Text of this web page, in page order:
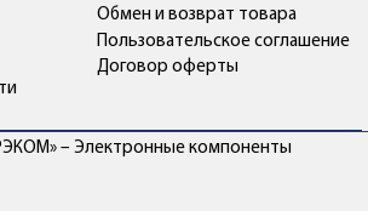
Обмен и возврат товара
Пользовательское соглашение
Договор оферты
– Электронные компоненты